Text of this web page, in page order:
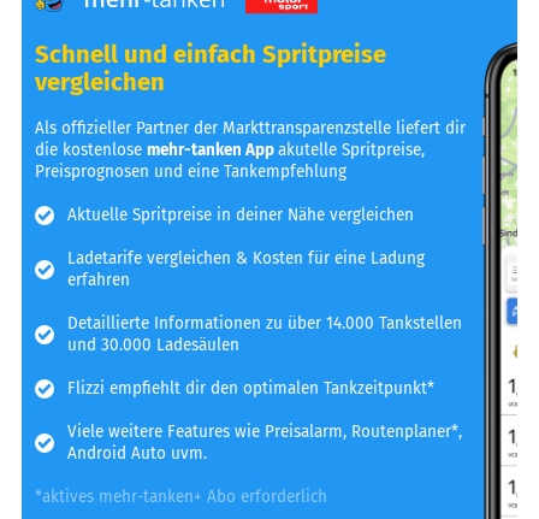
Schnell und einfach Spritpreise
vergleichen
Als offizieller Partner der Markttransparenzstelle liefert dir
die kostenlosemehr-tanken Appakutelle Spritpreise,
Preisprognosen und eine Tankempfehlung
Aktuelle Spritpreise in deiner Nähe vergleichen
Ladetarife vergleichen & Kosten für eine Ladung
erfahren
Detaillierte Informationen zu über 14.000 Tankstellen
und 30.000 Ladesäulen
Flizzi empfiehlt dir den optimalen Tankzeitpunkt*
Viele weitere Features wie Preisalarm, Routenplaner*,
Android Auto uvm.
*aktives mehr-tanken+ Abo erforderlich